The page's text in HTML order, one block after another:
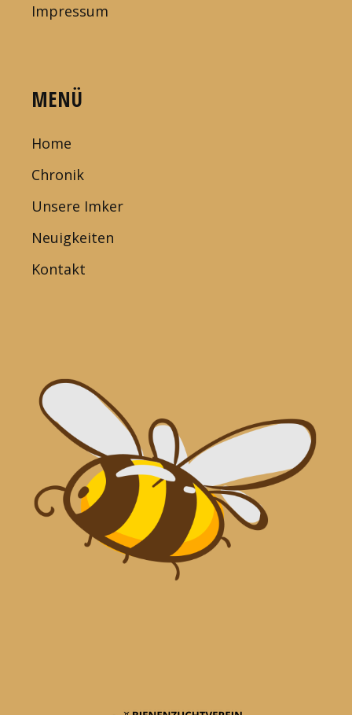
Impressum
MENÜ
Home
Chronik
Unsere Imker
Neuigkeiten
Kontakt